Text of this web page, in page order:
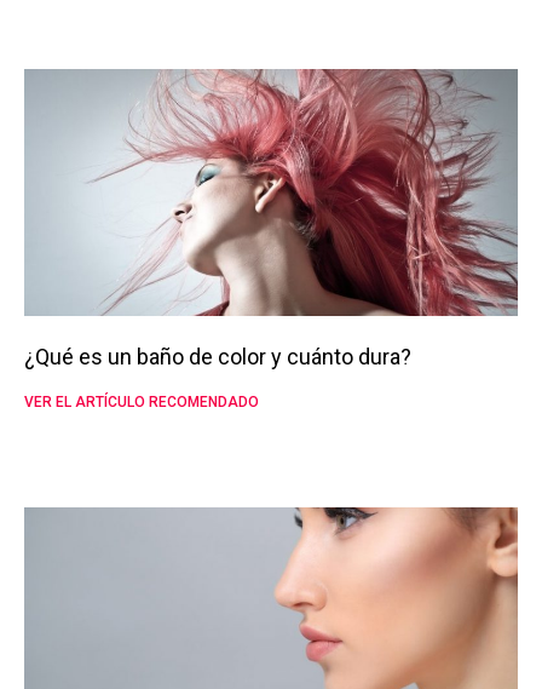
¿Qué es un baño de color y cuánto dura?
VER EL ARTÍCULO RECOMENDADO